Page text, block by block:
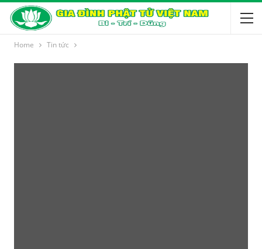
Home Tin tức